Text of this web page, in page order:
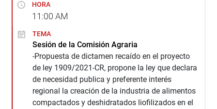
HORA
11:00 AM
TEMA
Sesión de la Comisión Agraria
-Propuesta de dictamen recaído en el proyecto
de ley 1909/2021-CR, propone la ley que declara
de necesidad publica y preferente interés
regional la creación de la industria de alimentos
compactados y deshidratados liofilizados en el